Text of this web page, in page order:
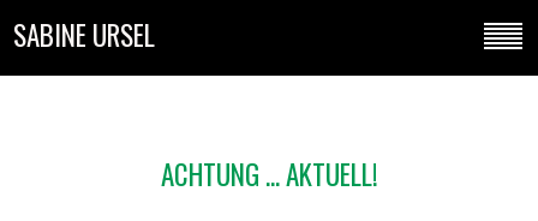
SABINE URSEL
ACHTUNG ... AKTUELL!